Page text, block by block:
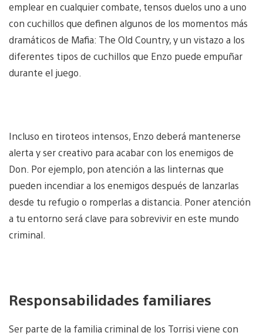
emplear en cualquier combate, tensos duelos uno a uno
con cuchillos que definen algunos de los momentos más
dramáticos de Mafia: The Old Country, y un vistazo a los
diferentes tipos de cuchillos que Enzo puede empuñar
durante el juego.
Incluso en tiroteos intensos, Enzo deberá mantenerse
alerta y ser creativo para acabar con los enemigos de
Don. Por ejemplo, pon atención a las linternas que
pueden incendiar a los enemigos después de lanzarlas
desde tu refugio o romperlas a distancia. Poner atención
a tu entorno será clave para sobrevivir en este mundo
criminal.
Responsabilidades familiares
Ser parte de la familia criminal de los Torrisi viene con